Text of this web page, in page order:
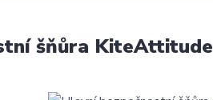
šňůra KiteAttitude